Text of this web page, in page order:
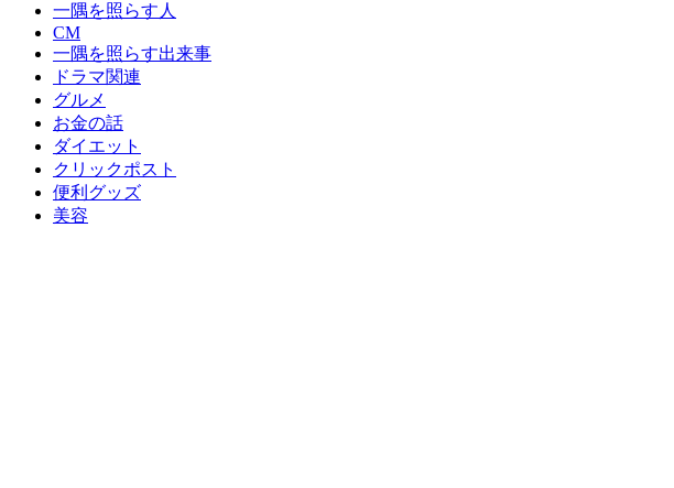
一隅を照らす人
CM
一隅を照らす出来事
ドラマ関連
グルメ
お金の話
ダイエット
クリックポスト
便利グッズ
美容